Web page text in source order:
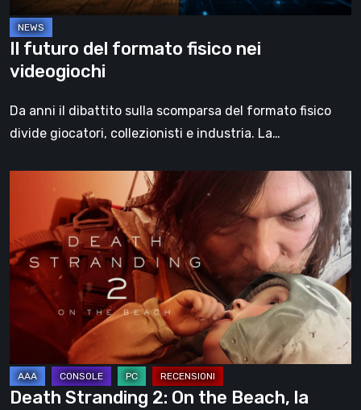
Il futuro del formato fisico nei
videogiochi
Da anni il dibattito sulla scomparsa del formato fisico
divide giocatori, collezionisti e industria. La…
Stranding
On
the
Beach,
recensione
–
un
viaggio
Death Stranding 2: On the Beach, la